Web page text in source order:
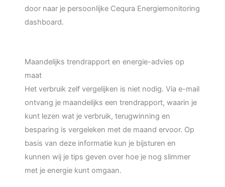
door naar je persoonlijke Cequra Energiemonitoring
dashboard.
Maandelijks trendrapport en energie-advies op
maat
Het verbruik zelf vergelijken is niet nodig. Via e-mail
ontvang je maandelijks een trendrapport, waarin je
kunt lezen wat je verbruik, terugwinning en
besparing is vergeleken met de maand ervoor. Op
basis van deze informatie kun je bijsturen en
kunnen wij je tips geven over hoe je nog slimmer
met je energie kunt omgaan.